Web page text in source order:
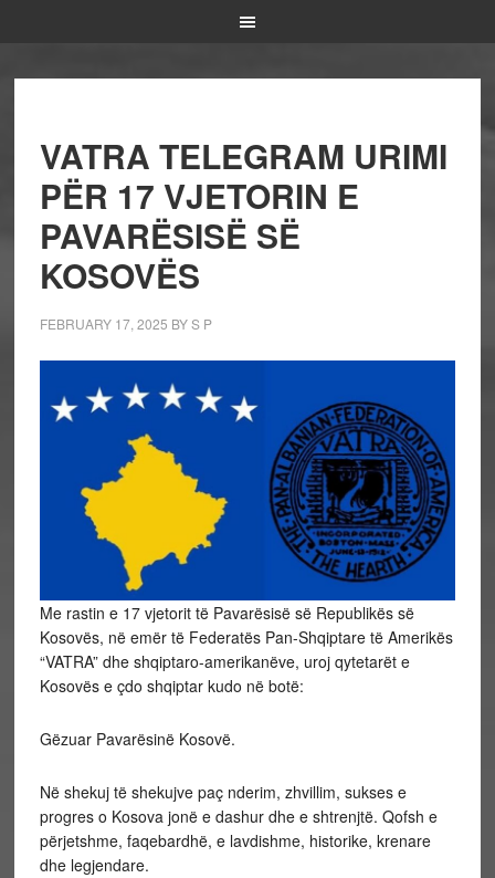
VATRA TELEGRAM URIMI
PËR 17 VJETORIN E
PAVARËSISË SË
KOSOVËS
FEBRUARY 17, 2025 BYS P
Me rastin e 17 vjetorit të Pavarësisë së Republikës së
Kosovës, në emër të Federatës Pan-Shqiptare të Amerikës
“VATRA” dhe shqiptaro-amerikanëve, uroj qytetarët e
Kosovës e çdo shqiptar kudo në botë:
Gëzuar Pavarësinë Kosovë.
Në shekuj të shekujve paç nderim, zhvillim, sukses e
progres o Kosova jonë e dashur dhe e shtrenjtë. Qofsh e
përjetshme, faqebardhë, e lavdishme, historike, krenare
dhe legjendare.